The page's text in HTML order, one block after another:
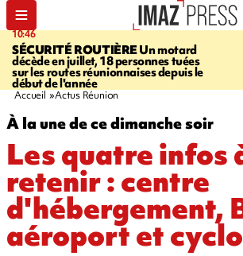
10:46
SÉCURITÉ ROUTIÈREUn motard
décède en juillet, 18 personnes tuées
sur les routes réunionnaises depuis le
début de l'année
Accueil Actus Réunion
À la une de ce dimanche soir
Les quatre infos
retenir : centre
d'hébergement,
aéroport et